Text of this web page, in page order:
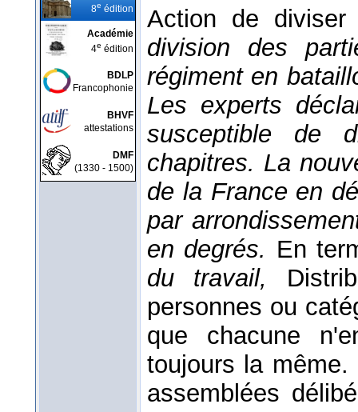
8e édition
Académie
4e édition
BDLP
Francophonie
BHVF
attestations
DMF
(1330 - 1500)
Action de
division des
régiment en
Les experts
susceptible de
chapitres. La
de la France en
par
en degrés. En
du travail,
personnes ou
que chacune
toujours la
assemblées